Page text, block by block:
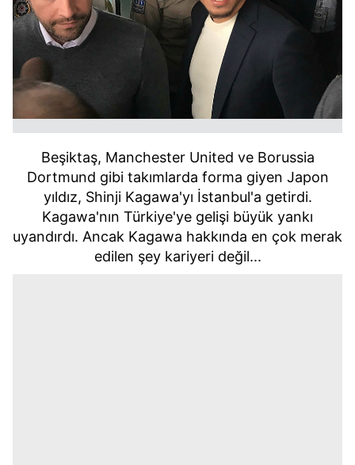
Beşiktaş, Manchester United ve Borussia
Dortmund gibi takımlarda forma giyen Japon
yıldız, Shinji Kagawa'yı İstanbul'a getirdi.
Kagawa'nın Türkiye'ye gelişi büyük yankı
uyandırdı. Ancak Kagawa hakkında en çok merak
edilen şey kariyeri değil...